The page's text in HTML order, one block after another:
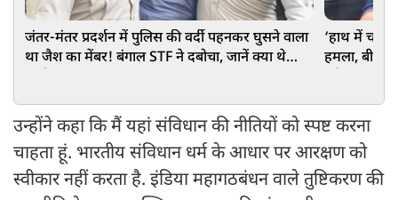
जंतर-मंतर प्रदर्शन में पुलिस की वर्दी पहनकर घुसने वाला
था जैश का मेंबर! बंगाल STF ने दबोचा, जानें क्या थे
‘हाथ में चाकू
हमला, बीच
उन्होंने कहा कि मैं यहां संविधान की नीतियों को स्पष्ट करना
चाहता हूं. भारतीय संविधान धर्म के आधार पर आरक्षण को
स्वीकार नहीं करता है. इंडिया महागठबंधन वाले तुष्टिकरण की